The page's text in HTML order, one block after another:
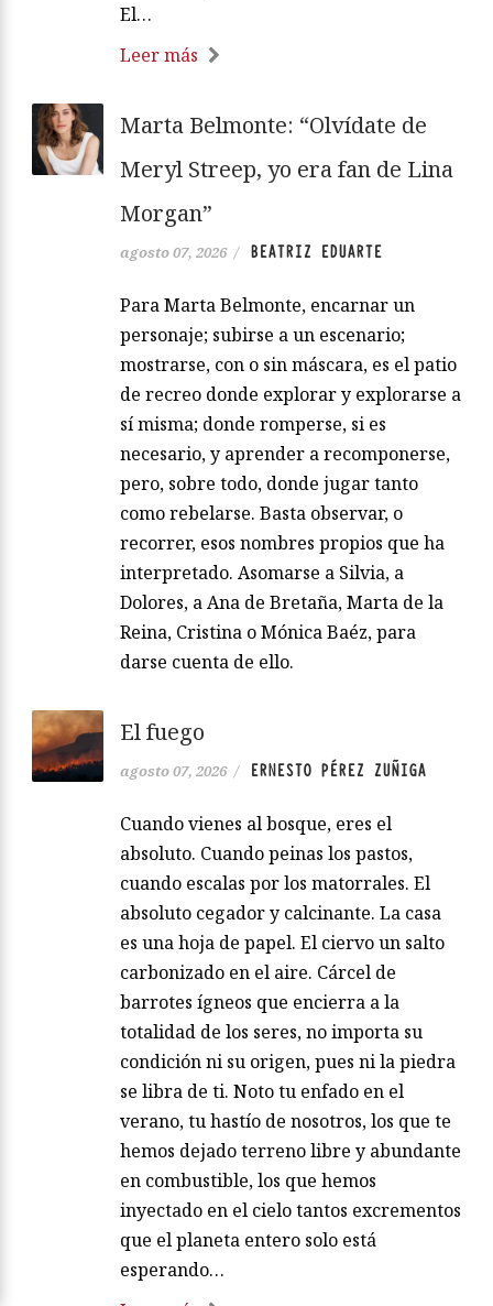
El…
Leer más
Marta Belmonte: “Olvídate de
Meryl Streep, yo era fan de Lina
Morgan”
agosto 07, 2026 / BEATRIZ EDUARTE
Para Marta Belmonte, encarnar un
personaje; subirse a un escenario;
mostrarse, con o sin máscara, es el patio
de recreo donde explorar y explorarse a
sí misma; donde romperse, si es
necesario, y aprender a recomponerse,
pero, sobre todo, donde jugar tanto
como rebelarse. Basta observar, o
recorrer, esos nombres propios que ha
interpretado. Asomarse a Silvia, a
Dolores, a Ana de Bretaña, Marta de la
Reina, Cristina o Mónica Baéz, para
darse cuenta de ello.
El fuego
agosto 07, 2026 / ERNESTO PÉREZ ZUÑIGA
Cuando vienes al bosque, eres el
absoluto. Cuando peinas los pastos,
cuando escalas por los matorrales. El
absoluto cegador y calcinante. La casa
es una hoja de papel. El ciervo un salto
carbonizado en el aire. Cárcel de
barrotes ígneos que encierra a la
totalidad de los seres, no importa su
condición ni su origen, pues ni la piedra
se libra de ti. Noto tu enfado en el
verano, tu hastío de nosotros, los que te
hemos dejado terreno libre y abundante
en combustible, los que hemos
inyectado en el cielo tantos excrementos
que el planeta entero solo está
esperando…